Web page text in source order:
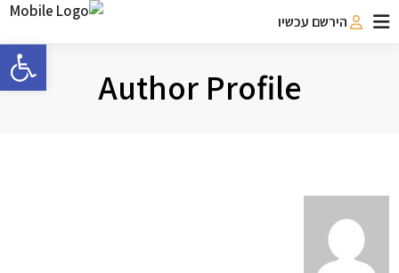
הירשם עכשיו
Author Profile